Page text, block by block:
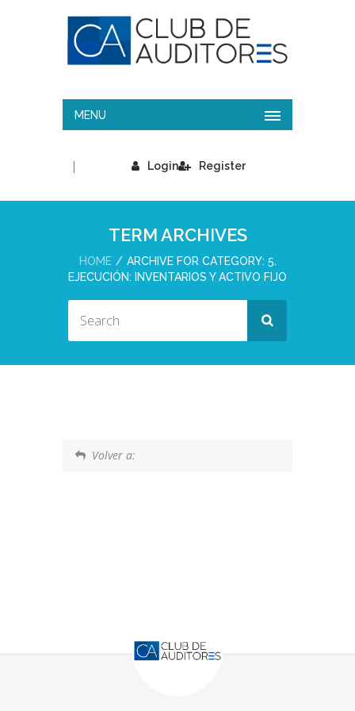
MENU
Login
| Register
TERM ARCHIVES
HOME
ARCHIVE FOR CATEGORY: 5.
EJECUCIÓN: INVENTARIOS Y ACTIVO FIJO
Volver a: